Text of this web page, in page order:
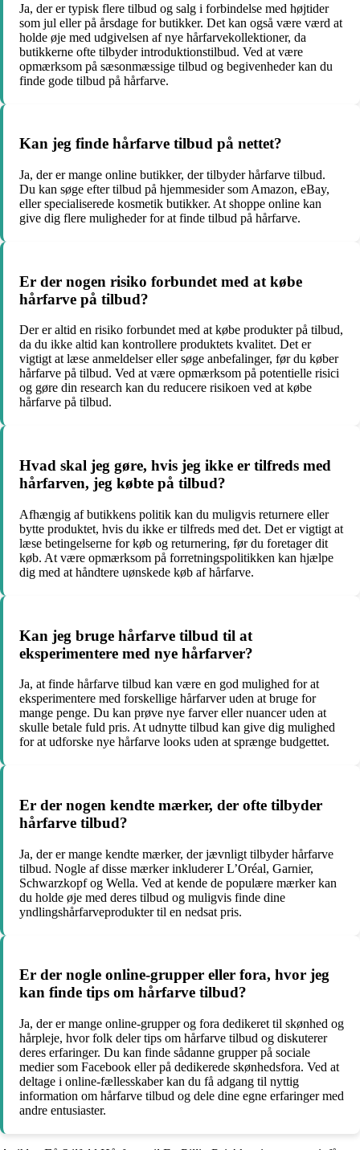
Ja, der er typisk flere tilbud og salg i forbindelse med højtider
som jul eller på årsdage for butikker. Det kan også være værd at
holde øje med udgivelsen af ​​nye hårfarvekollektioner, da
butikkerne ofte tilbyder introduktionstilbud. Ved at være
opmærksom på sæsonmæssige tilbud og begivenheder kan du
finde gode tilbud på hårfarve.
Kan jeg finde hårfarve tilbud på nettet?
Ja, der er mange online butikker, der tilbyder hårfarve tilbud.
Du kan søge efter tilbud på hjemmesider som Amazon, eBay,
eller specialiserede kosmetik butikker. At shoppe online kan
give dig flere muligheder for at finde tilbud på hårfarve.
Er der nogen risiko forbundet med at købe
hårfarve på tilbud?
Der er altid en risiko forbundet med at købe produkter på tilbud,
da du ikke altid kan kontrollere produktets kvalitet. Det er
vigtigt at læse anmeldelser eller søge anbefalinger, før du køber
hårfarve på tilbud. Ved at være opmærksom på potentielle risici
og gøre din research kan du reducere risikoen ved at købe
hårfarve på tilbud.
Hvad skal jeg gøre, hvis jeg ikke er tilfreds med
hårfarven, jeg købte på tilbud?
Afhængig af butikkens politik kan du muligvis returnere eller
bytte produktet, hvis du ikke er tilfreds med det. Det er vigtigt at
læse betingelserne for køb og returnering, før du foretager dit
køb. At være opmærksom på forretningspolitikken kan hjælpe
dig med at håndtere uønskede køb af hårfarve.
Kan jeg bruge hårfarve tilbud til at
eksperimentere med nye hårfarver?
Ja, at finde hårfarve tilbud kan være en god mulighed for at
eksperimentere med forskellige hårfarver uden at bruge for
mange penge. Du kan prøve nye farver eller nuancer uden at
skulle betale fuld pris. At udnytte tilbud kan give dig mulighed
for at udforske nye hårfarve looks uden at sprænge budgettet.
Er der nogen kendte mærker, der ofte tilbyder
hårfarve tilbud?
Ja, der er mange kendte mærker, der jævnligt tilbyder hårfarve
tilbud. Nogle af disse mærker inkluderer L’Oréal, Garnier,
Schwarzkopf og Wella. Ved at kende de populære mærker kan
du holde øje med deres tilbud og muligvis finde dine
yndlingshårfarveprodukter til en nedsat pris.
Er der nogle online-grupper eller fora, hvor jeg
kan finde tips om hårfarve tilbud?
Ja, der er mange online-grupper og fora dedikeret til skønhed og
hårpleje, hvor folk deler tips om hårfarve tilbud og diskuterer
deres erfaringer. Du kan finde sådanne grupper på sociale
medier som Facebook eller på dedikerede skønhedsfora. Ved at
deltage i online-fællesskaber kan du få adgang til nyttig
information om hårfarve tilbud og dele dine egne erfaringer med
andre entusiaster.